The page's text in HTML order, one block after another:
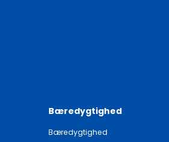
Bæredygtighed
Bæredygtighed